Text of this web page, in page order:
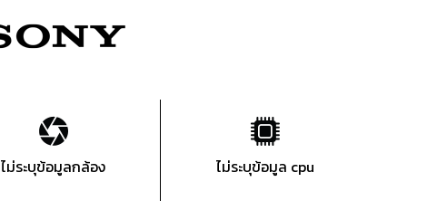
ไม่ระบุข้อมูลกล้อง ไม่ระบุข้อมูล cpu